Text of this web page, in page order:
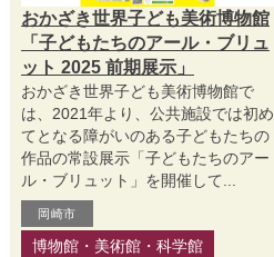
おかざき世界子ども美術博物館
「子どもたちのアール・ブリュ
ット 2025 前期展示」
おかざき世界子ども美術博物館で
は、2021年より、公共施設では初め
てとなる障がいのある子どもたちの
作品の常設展示「子どもたちのアー
ル・ブリュット」を開催して...
岡崎市
博物館・美術館・科学館